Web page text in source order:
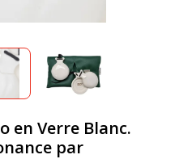
en Verre Blanc.
par